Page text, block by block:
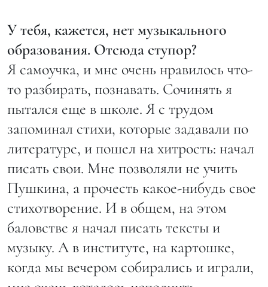
У тебя, кажется, нет музыкального
образования. Отсюда ступор?
Я самоучка, и мне очень нравилось что-
то разбирать, познавать. Сочинять я
пытался еще в школе. Я с трудом
запоминал стихи, которые задавали по
литературе, и пошел на хитрость: начал
писать свои. Мне позволяли не учить
Пушкина, а прочесть какое-нибудь свое
стихотворение. И в общем, на этом
баловстве я начал писать тексты и
музыку. А в институте, на картошке,
когда мы вечером собирались и играли,